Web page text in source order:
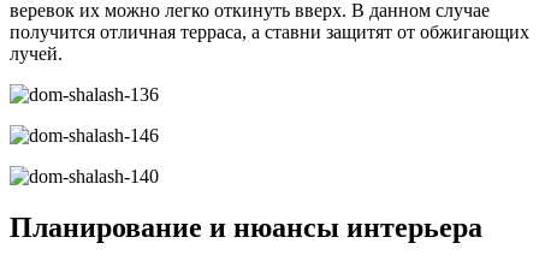
веревок их можно легко откинуть вверх. В данном случае
получится отличная терраса, а ставни защитят от обжигающих
лучей.
Планирование и нюансы интерьера